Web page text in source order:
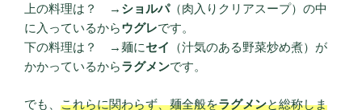
上の料理は？ → ショルパ（肉入りクリアスープ）の中
に入っているからウグレです。
下の料理は？ →麺にセイ
（汁気のある野菜炒め煮）が
かかっているからラグメンです。
でも、 これらに関わらず、麺全般をラグメンと総称しま